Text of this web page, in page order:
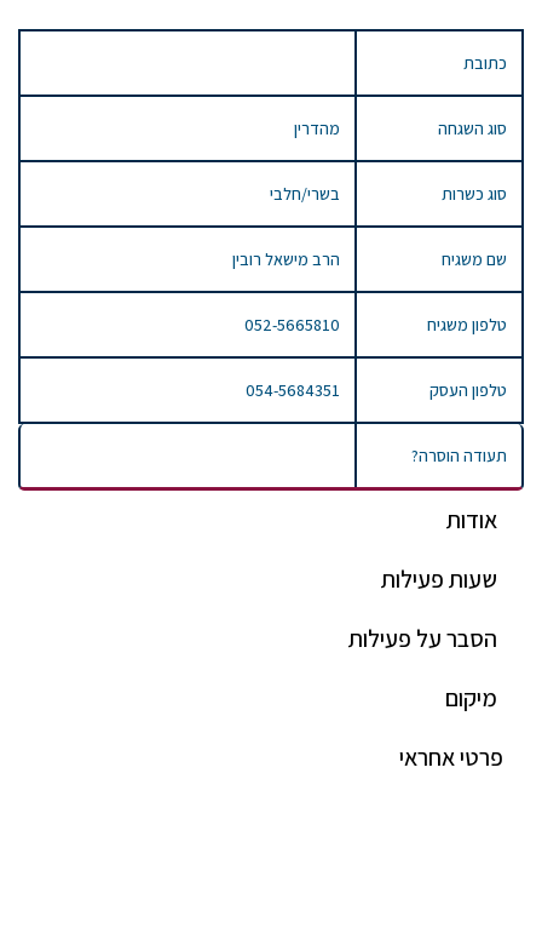
אודות
שעות פעילות
הסבר על פעילות
מיקום
פרטי אחראי
כתובת
סוג השגחה מהדרין
סוג כשרות בשרי/חלבי
שם משגיח הרב מישאל רובין
טלפון משגיח 052-5665810
טלפון העסק 054-5684351
תעודה הוסרה?